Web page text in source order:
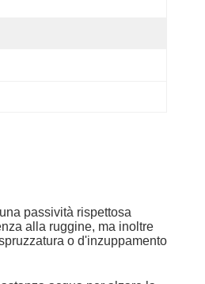
passività rispettosa
alla ruggine, ma inoltre
o d'inzuppamento